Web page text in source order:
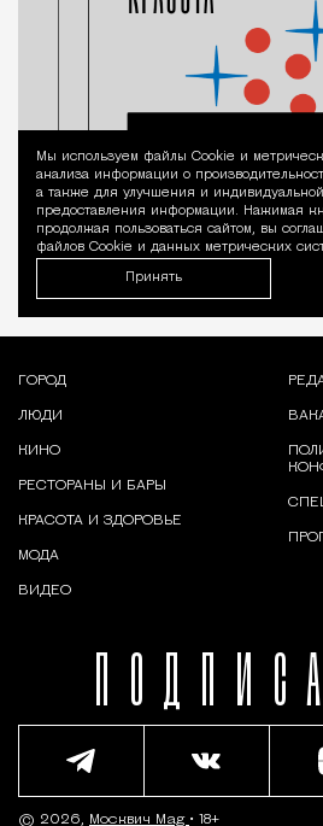
Мы используем файлы Сookie и
анализа информации о
а также для улучшения и
предоставления информации. Нажимая
продолжая пользоваться сайтом, вы
файлов Cookie и данных метрических
Принять
ГОРОД
ЛЮДИ
КИНО
РЕСТОРАНЫ И БАРЫ
КРАСОТА И ЗДОРОВЬЕ
МОДА
ВИДЕО
© 2026, Москвич Mag • 18+